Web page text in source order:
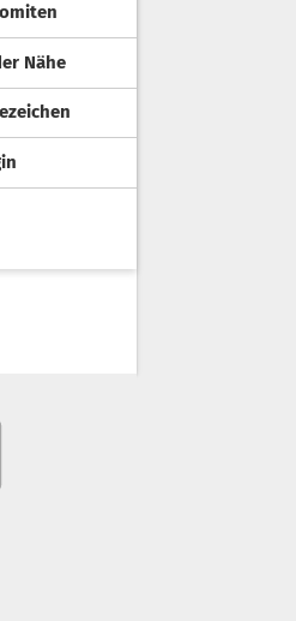
Nähe